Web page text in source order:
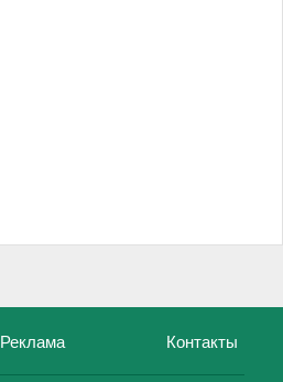
Реклама Контакты